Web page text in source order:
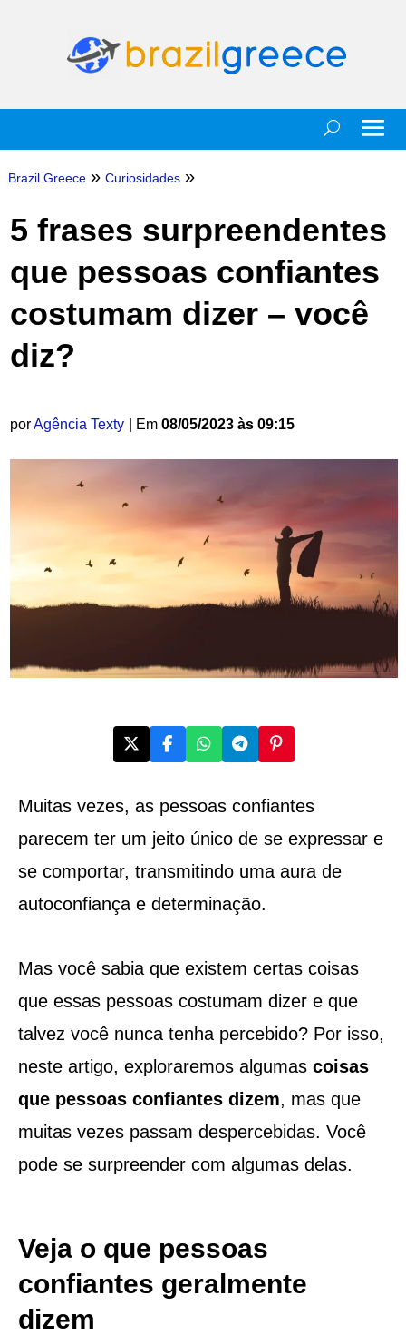
Brazil Greece » Curiosidades »
5 frases surpreendentes
que pessoas confiantes
costumam dizer – você
diz?
porAgência Texty | Em 08/05/2023 às 09:15
Muitas vezes, as pessoas confiantes
parecem ter um jeito único de se expressar e
se comportar, transmitindo uma aura de
autoconfiança e determinação.
Mas você sabia que existem certas coisas
que essas pessoas costumam dizer e que
talvez você nunca tenha percebido? Por isso,
neste artigo, exploraremos algumas coisas
que pessoas confiantes dizem, mas que
muitas vezes passam despercebidas. Você
pode se surpreender com algumas delas.
Veja o que pessoas
confiantes geralmente
dizem